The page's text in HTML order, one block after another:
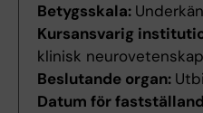
Betygsskala:
Kursansvarig
klinisk neurovetenskap
Beslutande organ:
Datum för